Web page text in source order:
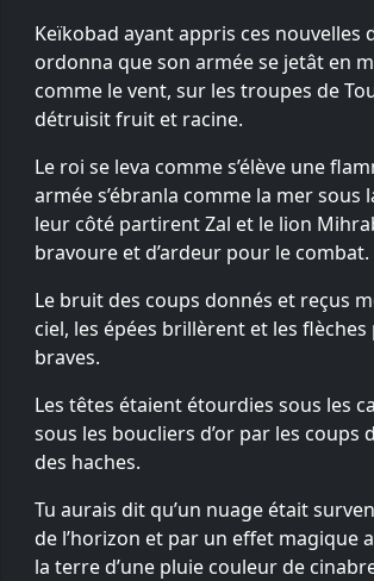
Keïkobad ayant appris ces nouvelles
ordonna que son armée se jetât en
comme le vent, sur les troupes de
détruisit fruit et racine.
Le roi se leva comme s’élève une
armée s’ébranla comme la mer sous
leur côté partirent Zal et le lion
bravoure et d’ardeur pour le combat.
Le bruit des coups donnés et reçus
ciel, les épées brillèrent et les
braves.
Les têtes étaient étourdies sous les
sous les boucliers d’or par les coups
des haches.
Tu aurais dit qu’un nuage était
de l’horizon et par un effet magique
la terre d’une pluie couleur de